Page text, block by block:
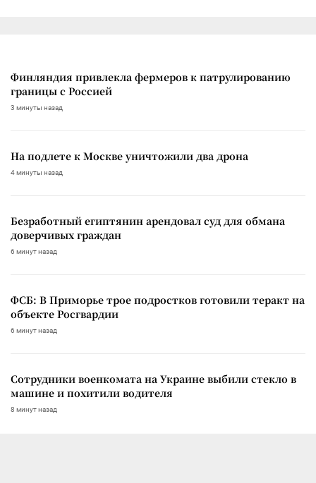
Финляндия привлекла фермеров к патрулированию
границы с Россией
3 минуты назад
На подлете к Москве уничтожили два дрона
4 минуты назад
Безработный египтянин арендовал суд для обмана
доверчивых граждан
6 минут назад
ФСБ: В Приморье трое подростков готовили теракт на
объекте Росгвардии
6 минут назад
Сотрудники военкомата на Украине выбили стекло в
машине и похитили водителя
8 минут назад